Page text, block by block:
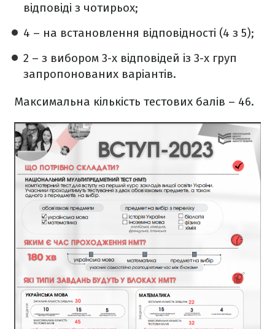
відповіді з чотирьох;
4 – на встановлення відповідності (4 з 5);
2 – з вибором 3-х відповідей із 3-х груп
запропонованих варіантів.
Максимальна кількість тестових балів – 46.